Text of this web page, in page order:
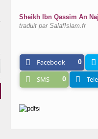
Sheikh Ibn Qassim An
traduit par SalafIslam.fr
Facebook 0
SMS 0